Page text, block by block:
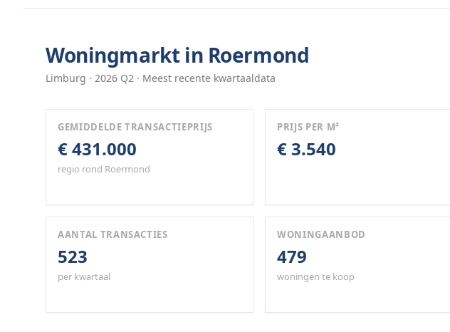
Woningmarkt in Roermond
Limburg · 2026 Q2 · Meest recente kwartaaldata
GEMIDDELDE TRANSACTIEPRIJS
€ 431.000
regio rond Roermond
PRIJS PER M²
€ 3.540
AANTAL TRANSACTIES
523
per kwartaal
WONINGAANBOD
479
woningen te koop